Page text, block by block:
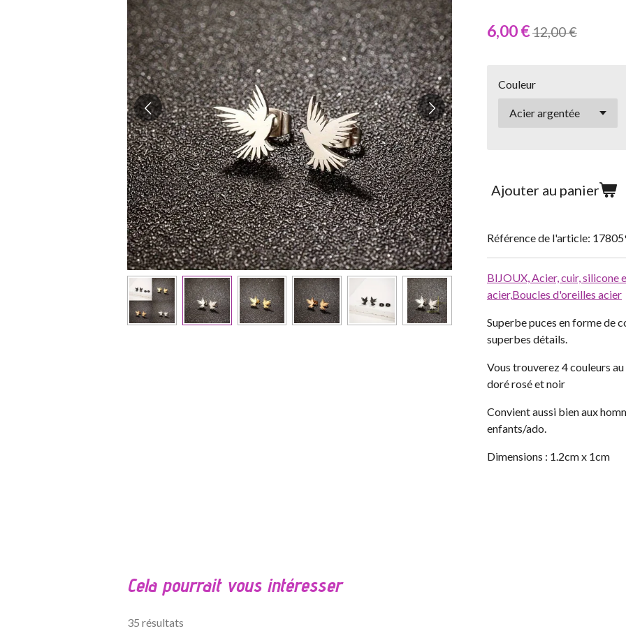
6,00 €12,00 €
Couleur
Ajouter au panier
Référence de l'article:
BIJOUX, Acier, cuir, silicone
acier,Boucles d'oreilles acier
Superbe puces en forme de
superbes détails.
Vous trouverez 4 couleurs
doré rosé et noir
Convient aussi bien aux
enfants/ado.
Dimensions : 1.2cm x 1cm
u
t
Cela pourrait vous intéresser
35 résultats